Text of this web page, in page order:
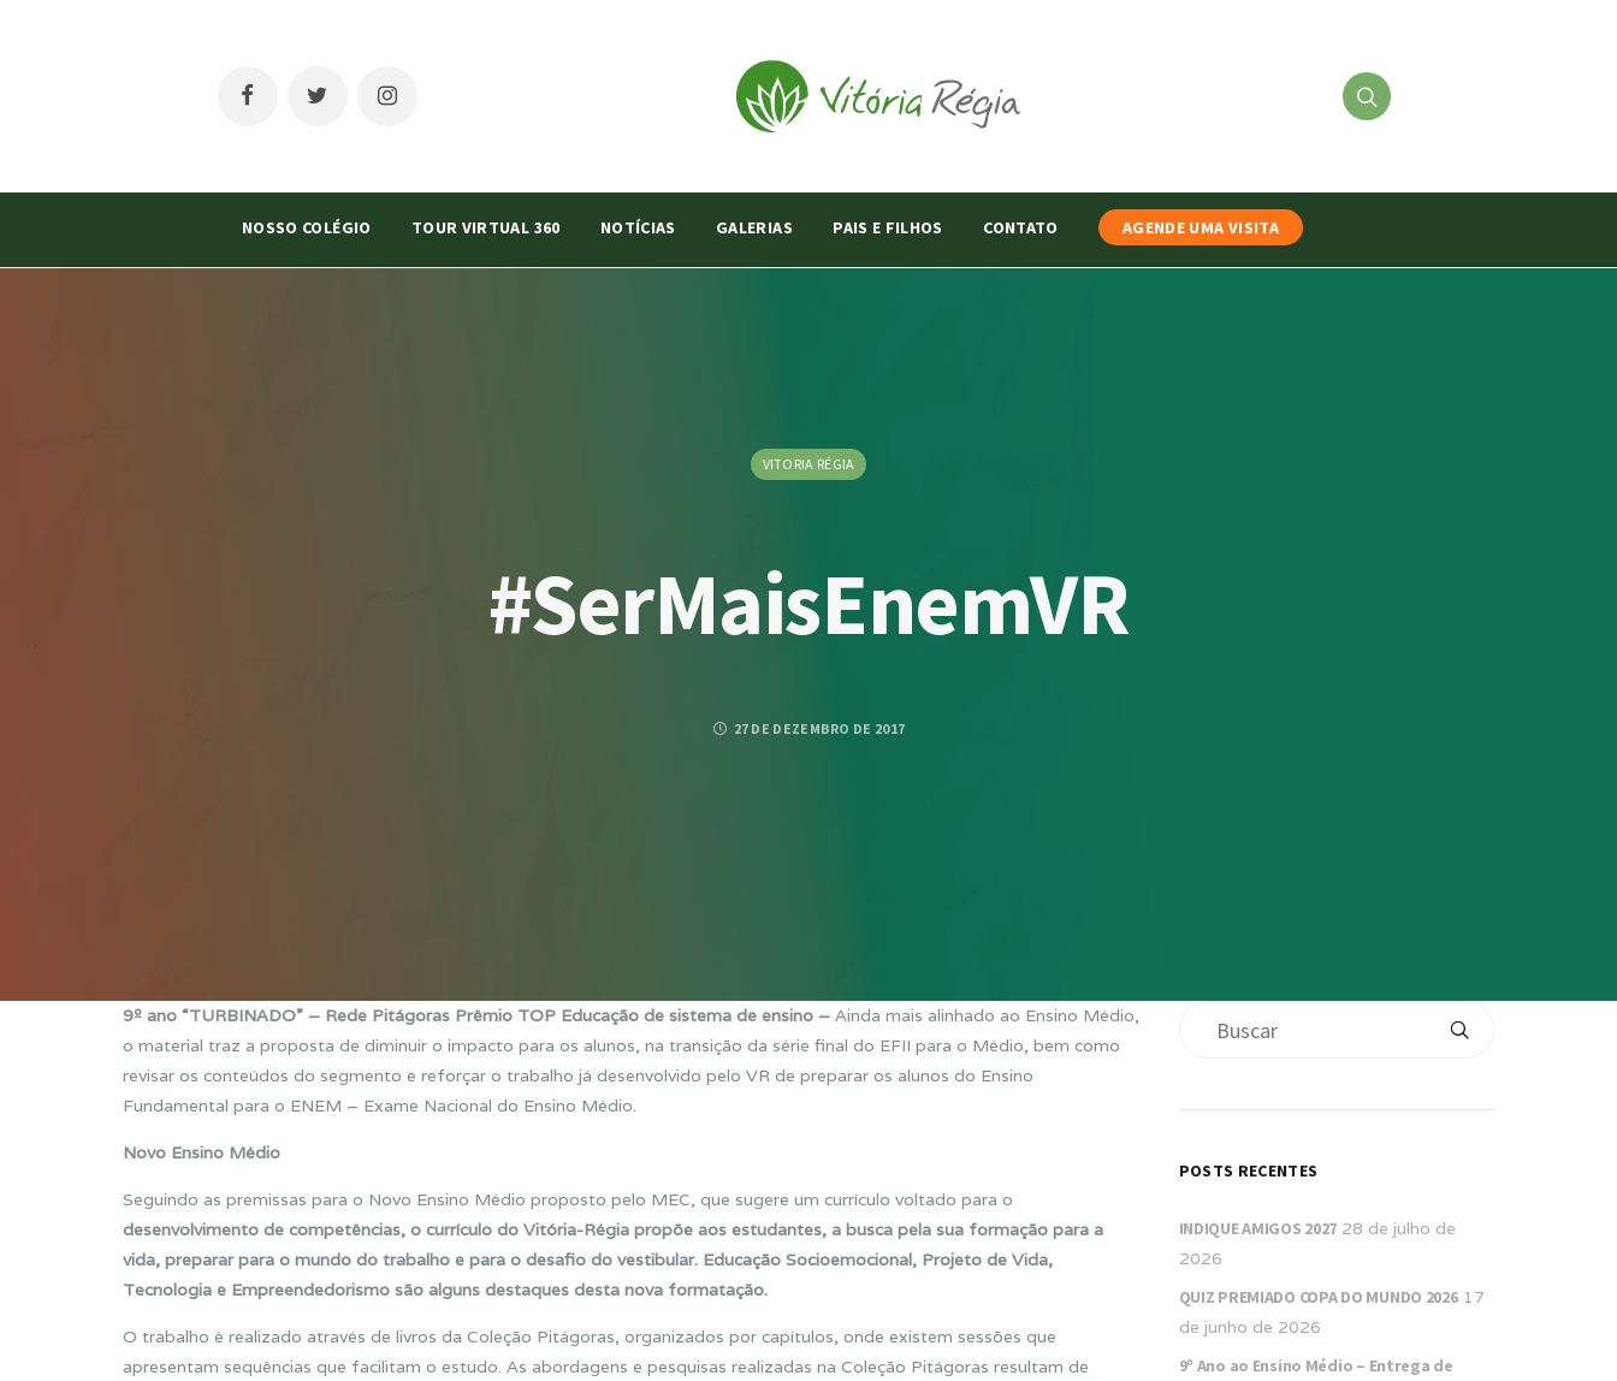
NOSSO COLÉGIO TOUR VIRTUAL 360 NOTÍCIAS GALERIAS PAIS E FILHOS CONTATO AGENDE UMA VISITA
VITORIA RÉGIA
#SerMaisEnemVR
27 DE DEZEMBRO DE 2017
9º ano “TURBINADO” – Rede Pitágoras Prêmio TOP Educação de sistema de ensino – Ainda mais alinhado ao Ensino Médio,
o material traz a proposta de diminuir o impacto para os alunos, na transição da série final do EFII para o Médio, bem como
revisar os conteúdos do segmento e reforçar o trabalho já desenvolvido pelo VR de preparar os alunos do Ensino
Fundamental para o ENEM – Exame Nacional do Ensino Médio.
Novo Ensino Médio
Seguindo as premissas para o Novo Ensino Médio proposto pelo MEC, que sugere um currículo voltado para o
desenvolvimento de competências, o currículo do Vitória-Régia propõe aos estudantes, a busca pela sua formação para a
vida, preparar para o mundo do trabalho e para o desafio do vestibular. Educação Socioemocional, Projeto de Vida,
Tecnologia e Empreendedorismo são alguns destaques desta nova formatação.
O trabalho é realizado através de livros da Coleção Pitágoras, organizados por capítulos, onde existem sessões que
apresentam sequências que facilitam o estudo. As abordagens e pesquisas realizadas na Coleção Pitágoras resultam de
POSTS RECENTES
INDIQUE AMIGOS 2027 28 de julho de
2026
QUIZ PREMIADO COPA DO MUNDO 2026 17
de junho de 2026
9º Ano ao Ensino Médio – Entrega de